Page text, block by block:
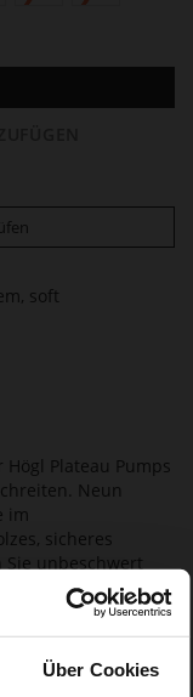
Über Cookies
soft
Plateau Pumps
Neun
im
sicheres
Sie unbeschwert